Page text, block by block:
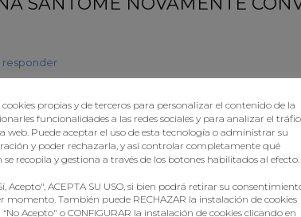
responder
#
list:medicine in mexico pharmacies– best online
propias y de terceros para personalizar el contenido de la
funcionalidades a las redes sociales y para analizar el
web. Puede aceptar el uso de esta tecnología o administrar su
y poder rechazarla, y así controlar completamente qué
recopila y gestiona a través de los botones habilitados al efecto.
Acepto", ACEPTA SU USO, si bien podrá retirar su
momento. También puede RECHAZAR la instalación de cookies
Acepto" o CONFIGURAR la instalación de cookies clicando en